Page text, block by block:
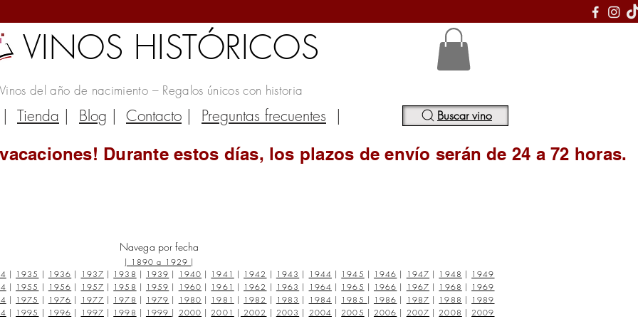
VINOS HISTÓRICOS
Vinos del año de nacimiento – Regalos únicos con historia
| Tienda | Blog | Contacto | Preguntas frecuentes | Buscar vino
Durante estos días, los plazos de envío serán de 24 a 72 horas.
Navega por fecha
| 1890 a 1929 |
| 1935 | 1936 | 1937 | 1938 | 1939 | 1940 | 1941 | 1942 | 1943 | 1944 | 1945 | 1946 | 1947 | 1948 | 1949
| 1955 | 1956 | 1957 | 1958 | 1959 | 1960 | 1961 | 1962 | 1963 | 1964 | 1965 | 1966 | 1967 | 1968 | 1969
| 1975 | 1976 | 1977 | 1978 | 1979 | 1980 | 1981 | 1982 | 1983 | 1984 | 1985 | 1986 | 1987 | 1988 | 1989
| 1995 | 1996 | 1997 | 1998 | 1999 | 2000 | 2001 | 2002 | 2003 | 2004 | 2005 | 2006 | 2007 | 2008 | 2009